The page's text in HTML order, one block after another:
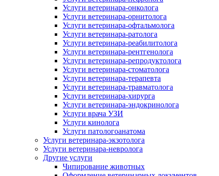
Услуги ветеринара-онколога
Услуги ветеринара-орнитолога
Услуги ветеринара-офтальмолога
Услуги ветеринара-ратолога
Услуги ветеринара-реабилитолога
Услуги ветеринара-рентгенолога
Услуги ветеринара-репродуктолога
Услуги ветеринара-стоматолога
Услуги ветеринара-терапевта
Услуги ветеринара-травматолога
Услуги ветеринара-хирурга
Услуги ветеринара-эндокринолога
Услуги врача УЗИ
Услуги кинолога
Услуги патологоанатома
Услуги ветеринара-экзотолога
Услуги ветеринара-невролога
Другие услуги
Чипирование животных